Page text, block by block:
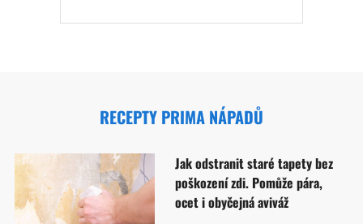
RECEPTY PRIMA NÁPADŮ
Jak odstranit staré tapety bez
poškození zdi. Pomůže pára,
ocet i obyčejná aviváž